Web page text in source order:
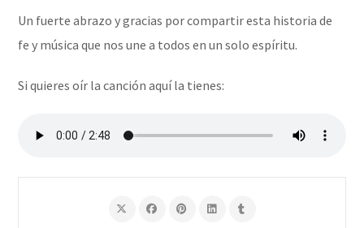
Un fuerte abrazo y gracias por compartir esta historia de
fe y música que nos une a todos en un solo espíritu.
Si quieres oír la canción aquí la tienes: